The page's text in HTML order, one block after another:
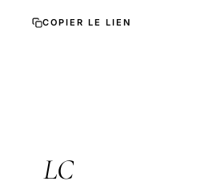
COPIER LE LIEN
LC